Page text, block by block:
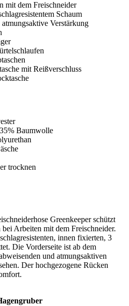
mit dem Freischneider
Schaum
Verstärkung
mit Reißverschluss
Baumwolle
trocknen
Greenkeeper schützt
Arbeiten mit dem Freischneider.
innen fixierten, 3
Die Vorderseite ist ab dem
und atmungsaktiven
Der hochgezogene Rücken